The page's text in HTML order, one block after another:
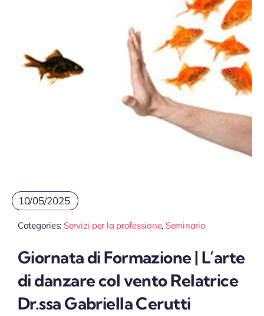
10/05/2025
Categories: Servizi per la professione, Seminario
Giornata di Formazione | L’arte
di danzare col vento Relatrice
Dr.ssa Gabriella Cerutti